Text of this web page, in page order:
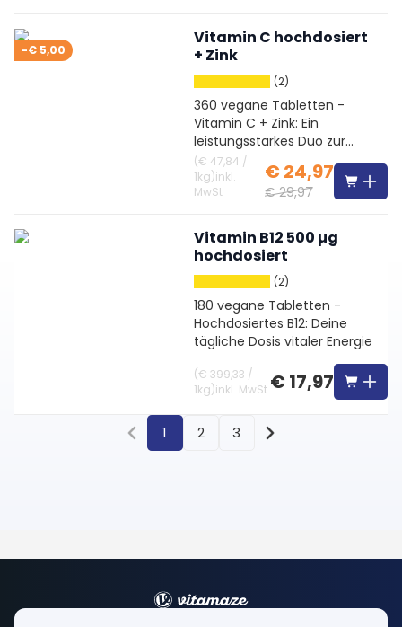
-€ 5,00
Vitamin C hochdosiert
+ Zink
(2)
360 vegane Tabletten -
Vitamin C + Zink: Ein
leistungsstarkes Duo zur
Immununterstützung
(€ 47,84 /
1kg)inkl.
MwSt
€ 24,97
€ 29,97
Vitamin B12 500 µg
hochdosiert
(2)
180 vegane Tabletten -
Hochdosiertes B12: Deine
tägliche Dosis vitaler Energie
(€ 399,33 /
1kg)inkl. MwSt € 17,97
1 2 3